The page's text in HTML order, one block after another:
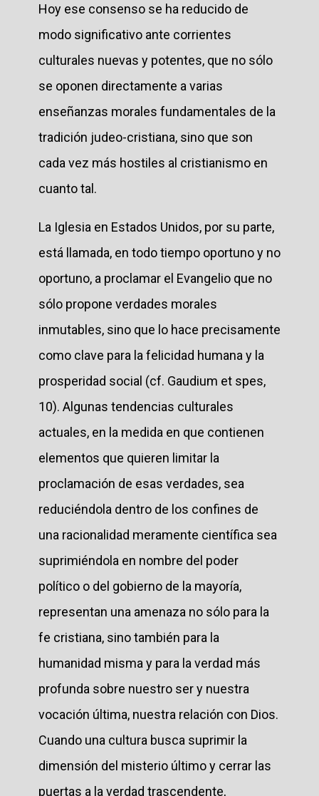
Hoy ese consenso se ha reducido de
modo significativo ante corrientes
culturales nuevas y potentes, que no sólo
se oponen directamente a varias
enseñanzas morales fundamentales de la
tradición judeo-cristiana, sino que son
cada vez más hostiles al cristianismo en
cuanto tal.
La Iglesia en Estados Unidos, por su parte,
está llamada, en todo tiempo oportuno y no
oportuno, a proclamar el Evangelio que no
sólo propone verdades morales
inmutables, sino que lo hace precisamente
como clave para la felicidad humana y la
prosperidad social (cf. Gaudium et spes,
10). Algunas tendencias culturales
actuales, en la medida en que contienen
elementos que quieren limitar la
proclamación de esas verdades, sea
reduciéndola dentro de los confines de
una racionalidad meramente científica sea
suprimiéndola en nombre del poder
político o del gobierno de la mayoría,
representan una amenaza no sólo para la
fe cristiana, sino también para la
humanidad misma y para la verdad más
profunda sobre nuestro ser y nuestra
vocación última, nuestra relación con Dios.
Cuando una cultura busca suprimir la
dimensión del misterio último y cerrar las
puertas a la verdad trascendente,